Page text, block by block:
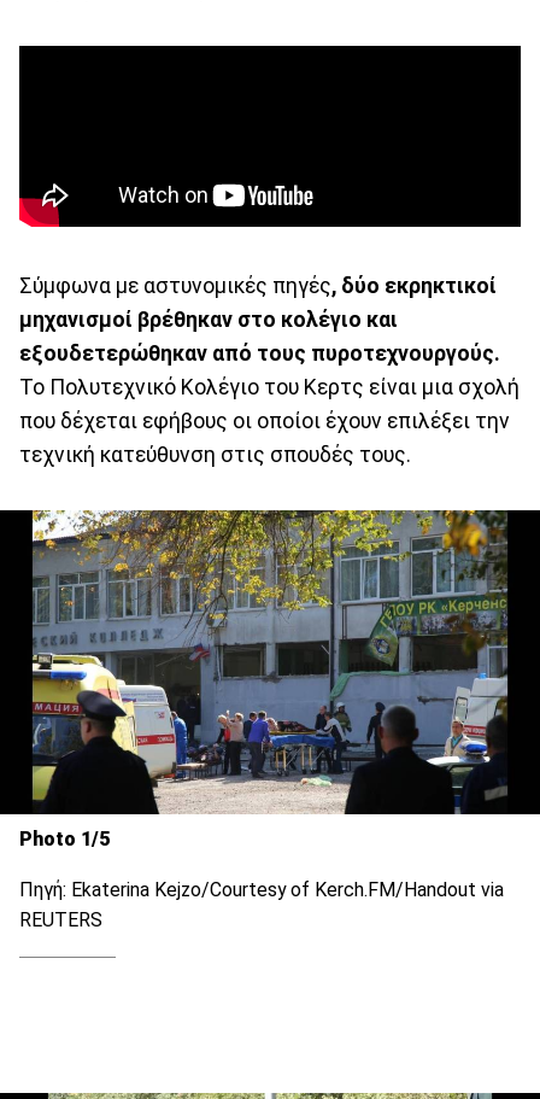
Σύμφωνα με αστυνομικές πηγές, δύο εκρηκτικοί
μηχανισμοί βρέθηκαν στο κολέγιο και
εξουδετερώθηκαν από τους πυροτεχνουργούς.
Το Πολυτεχνικό Κολέγιο του Κερτς είναι μια σχολή
που δέχεται εφήβους οι οποίοι έχουν επιλέξει την
τεχνική κατεύθυνση στις σπουδές τους.
Photo 1/5
Πηγή: Ekaterina Kejzo/Courtesy of Kerch.FM/Handout via
REUTERS